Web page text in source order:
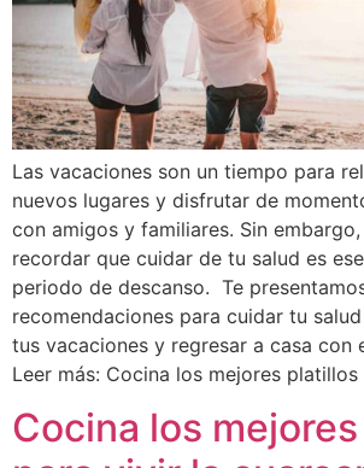
Las vacaciones son un tiempo para
nuevos lugares y disfrutar de
con amigos y familiares. Sin
recordar que cuidar de tu salud es
periodo de descanso. Te
recomendaciones para cuidar tu
tus vacaciones y regresar a casa con
Leer más: Cocina los mejores
Cocina los